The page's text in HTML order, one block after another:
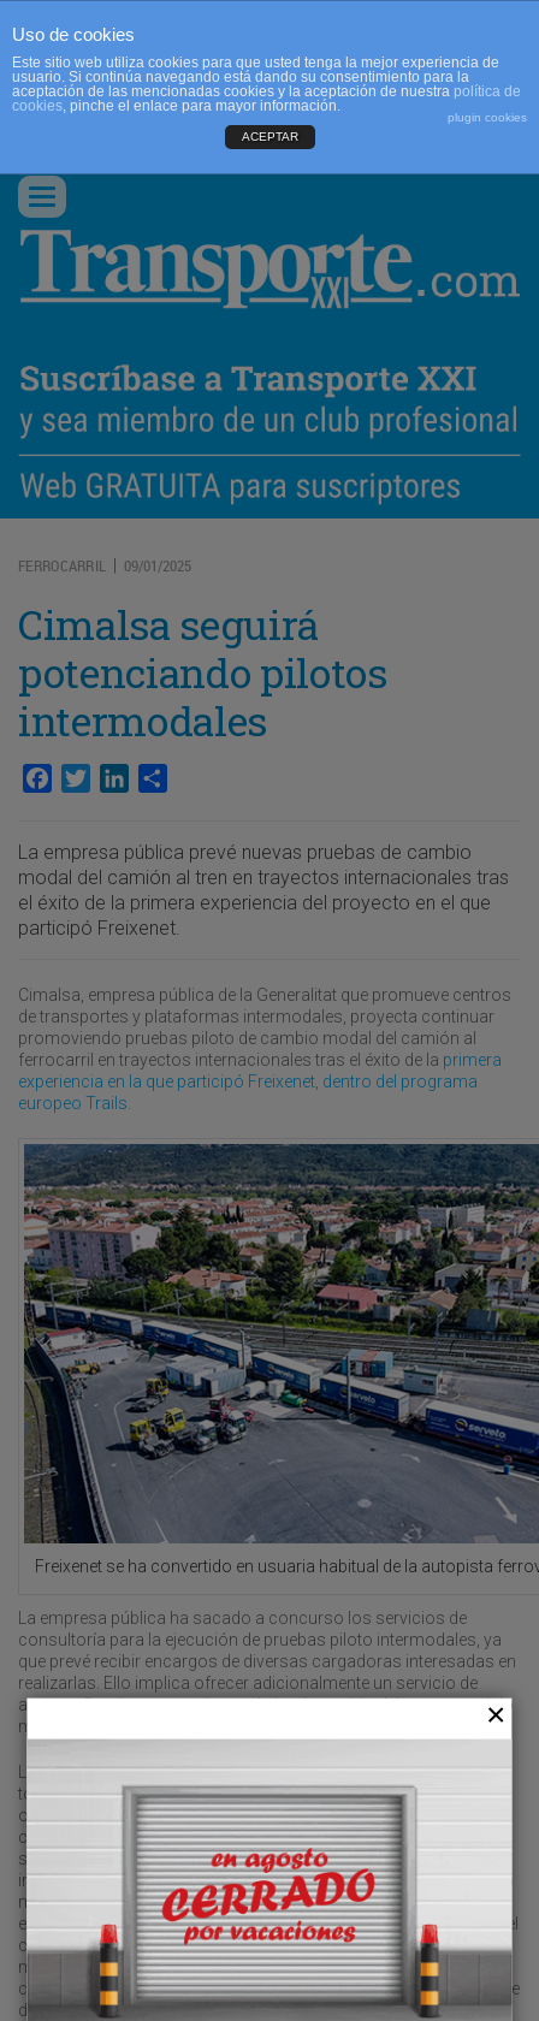
CONTACTO
Conmutar
navegación
FERROCARRIL | 09/01/2025
Cimalsa seguirá
potenciando pilotos
intermodales
Facebook
TwitterLinkedIn
La empresa pública prevé nuevas pruebas de cambio
modal del camión al tren en trayectos internacionales tras
el éxito de la primera experiencia del proyecto en el que
participó Freixenet.
Cimalsa, empresa pública de la Generalitat que promueve centros
de transportes y plataformas intermodales, proyecta continuar
promoviendo pruebas piloto de cambio modal del camión al
ferrocarril en trayectos internacionales tras el éxito de la primera
experiencia en la que participó Freixenet, dentro del programa
europeo Trails.
Freixenet se ha convertido en usuaria habitual de la autopista
La empresa pública ha sacado a concurso los servicios de
consultoría para la ejecución de pruebas piloto intermodales, ya
que prevé recibir encargos de diversas cargadoras interesadas en
realizarlas. Ello implica ofrecer adicionalmente un servicio de
acompañamiento completo en la implantación del nuevo servicio
multimodal.
La empresa adjudicataria deberá realizar tareas como identificar
todas las empresas involucradas en el servicio, es decir,
operadores logísticos, empresas de transporte y tecnológicas
complementarias, así como la configuración completa del
servicio, el apoyo a la puesta en marcha y la elaboración de
indicadores de seguimiento de la idoneidad del proyecto. El precio
máximo para una prueba piloto será de 15.000 euros (IVA
excluido), de acuerdo con las bases del concurso. La duración del
contrato es de dos años, periodo en el que Cimalsa prevé un
máximo de cinco pruebas piloto, con lo que el valor estimado del
contrato es de 75.000 euros. Hay la posibilidad de una prórroga de
dos años más.
Uso de cookies
Este sitio web utiliza cookies para que usted tenga la mejor experiencia de
usuario. Si continúa navegando está dando su consentimiento para la
aceptación de las mencionadas cookies y la aceptación de nuestra política de
cookies, pinche el enlace para mayor información.
plugin cookies
ACEPTAR